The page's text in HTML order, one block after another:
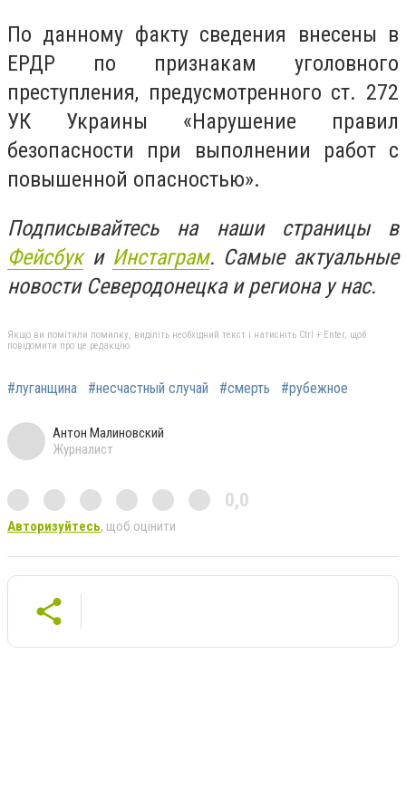
По данному факту сведения внесены в
ЕРДР по признакам уголовного
преступления, предусмотренного ст. 272
УК Украины «Нарушение правил
безопасности при выполнении работ с
повышенной опасностью».
Подписывайтесь на наши страницы в
Фейсбуки Инстаграм. Самые актуальные
новости Северодонецка и региона у нас.
Якщо ви помітили помилку, виділіть необхідний текст і натисніть Ctrl + Enter, щоб
повідомити про це редакцію
#луганщина #несчастный случай #смерть #рубежное
Антон Малиновский
Журналист
0,0
Авторизуйтесь, щоб оцінити